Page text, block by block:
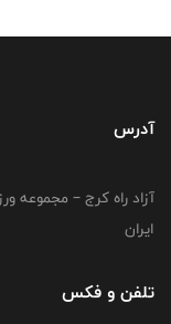
آدرس
آزاد راه کرج – مجموعه
ایران
تلفن و فکس